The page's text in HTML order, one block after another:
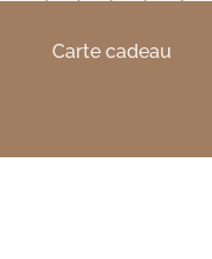
Carte cadeau